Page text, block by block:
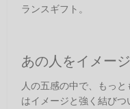
ランスギフト。
あの人をイメー
人の五感の中で、もっ
はイメージと強く結びつ